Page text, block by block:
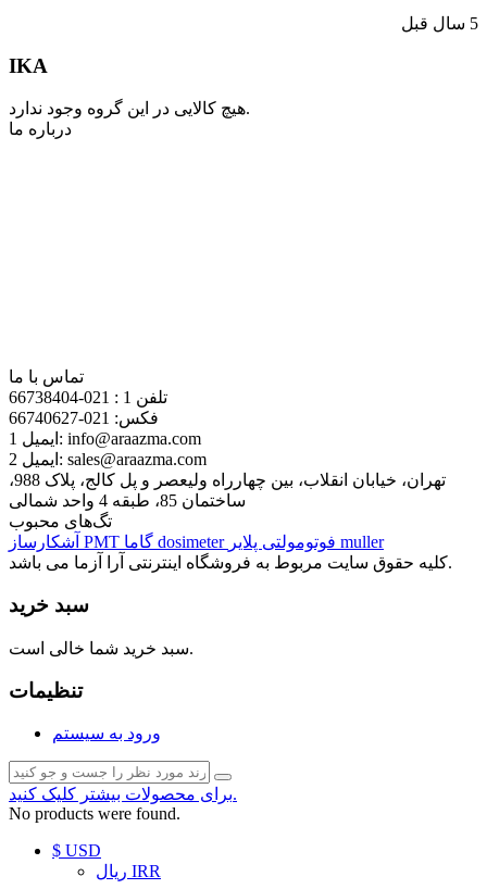
5 سال قبل
IKA
هیچ کالایی در این گروه وجود ندارد.
درباره ما
تماس با ما
تلفن 1 :
021-66738404
فکس: 021-66740627
ایمیل 1: info@araazma.com
ایمیل 2: sales@araazma.com
تهران، خیابان انقلاب، بین چهارراه ولیعصر و پل کالج، پلاک 988،
ساختمان 85، طبقه 4 واحد شمالی
تگ‌های محبوب
PMT dosimeter
muller
کلیه حقوق سایت مربوط به فروشگاه اینترنتی آرا آزما می باشد.
سبد خرید
سبد خرید شما خالی است.
تنظیمات
ورود به سیستم
برای محصولات بیشتر کلیک کنید.
No products were found.
$ USD
ریال IRR